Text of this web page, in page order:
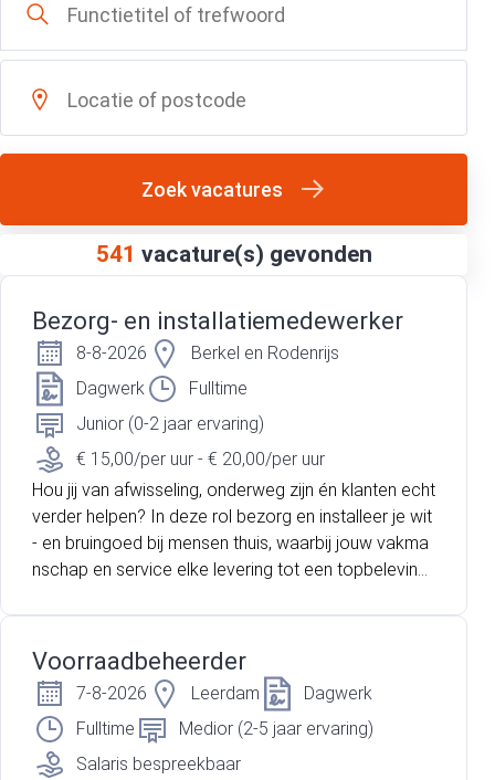
Zoek vacatures
541 vacature(s) gevonden
Bezorg- en installatiemedewerker
8-8-2026
Berkel en Rodenrijs
Dagwerk
Fulltime
Junior (0-2 jaar ervaring)
€ 15,00/per uur - € 20,00/per uur
Hou jij van afwisseling, onderweg zijn én klanten echt
verder helpen? In deze rol bezorg en installeer je wit
- en bruingoed bij mensen thuis, waarbij jouw vakma
nschap en service elke levering tot een topbeleving
Voorraadbeheerder
7-8-2026 Leerdam
Dagwerk
Fulltime
Medior (2-5 jaar ervaring)
Salaris bespreekbaar